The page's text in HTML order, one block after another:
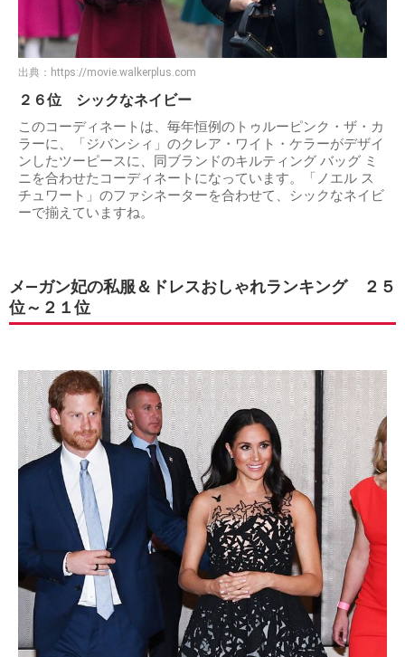
出典： https://movie.walkerplus.com
２６位 シックなネイビー
このコーディネートは、毎年恒例のトゥルーピンク・ザ・カ
ラーに、「ジバンシィ」のクレア・ワイト・ケラーがデザイ
ンしたツーピースに、同ブランドのキルティング バッグ ミ
ニを合わせたコーディネートになっています。「ノエル ス
チュワート」のファシネーターを合わせて、シックなネイビ
ーで揃えていますね。
メ―ガン妃の私服＆ドレスおしゃれランキング ２５
位～２１位